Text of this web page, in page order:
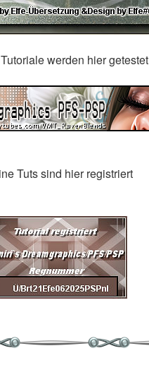
werden hier getestet
Tuts sind hier registriert